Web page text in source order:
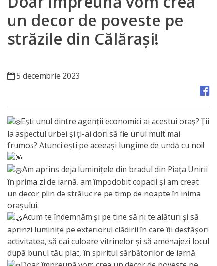
Regulamente
Orașe
înfrățite
Strategii
de
Stat
al
Actelor
Locale
Primăria
Aparatul
Primăriei
un decor de poveste pe
străzile din Călărași!
5 decembrie 2023
Ești unul dintre agenții economici ai acestui oraș? Ții
la aspectul urbei și ți-ai dori să fie unul mult mai
frumos? Atunci ești pe aceeași lungime de undă cu noi!
Am aprins deja luminițele din bradul din Piața Unirii
în prima zi de iarnă, am împodobit copacii și am creat
un decor plin de strălucire pe timp de noapte în inima
orașului.
Acum te îndemnăm și pe tine să ni te alături și să
aprinzi luminițe pe exteriorul clădirii în care îți desfășori
activitatea, să dai culoare vitrinelor și să amenajezi locul
după bunul tău plac, în spiritul sărbătorilor de iarnă.